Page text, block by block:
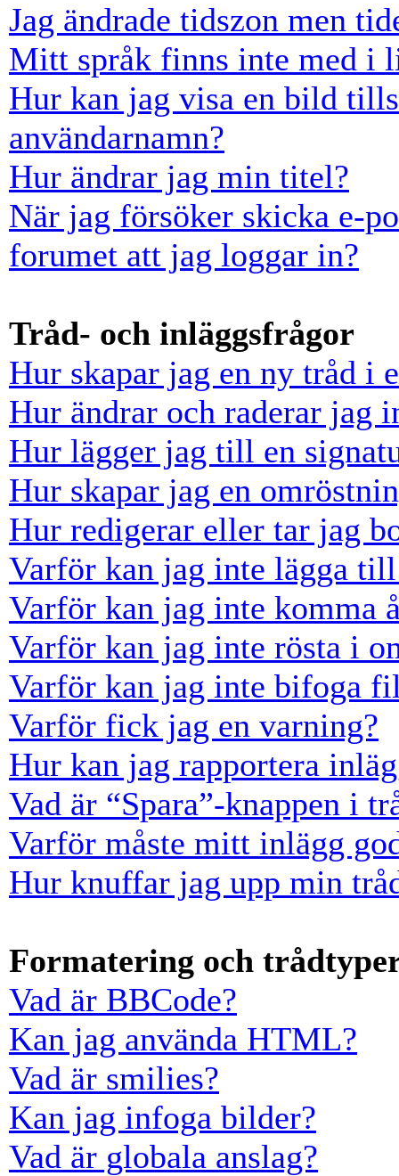
Jag ändrade tidszon men
Mitt språk finns inte med i
Hur kan jag visa en bild
användarnamn?
Hur ändrar jag min titel?
När jag försöker skicka e-
forumet att jag loggar in?
Tråd- och inläggsfrågor
Hur skapar jag en ny tråd i
Hur ändrar och raderar jag
Hur lägger jag till en
Hur skapar jag en
Hur redigerar eller tar jag
Varför kan jag inte lägga
Varför kan jag inte komma
Varför kan jag inte rösta i
Varför kan jag inte bifoga
Varför fick jag en varning?
Hur kan jag rapportera
Vad är “Spara”-knappen i
Varför måste mitt inlägg
Hur knuffar jag upp min
Formatering och
Vad är BBCode?
Kan jag använda HTML?
Vad är smilies?
Kan jag infoga bilder?
Vad är globala anslag?